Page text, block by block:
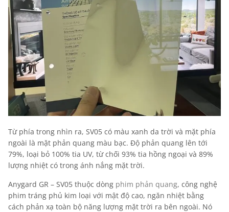
Từ phía trong nhìn ra, SV05 có màu xanh da trời và mặt phía
ngoài là mặt phản quang màu bạc. Độ phản quang lên tới
79%, loại bỏ 100% tia UV, từ chối 93% tia hồng ngoại và 89%
lượng nhiệt có trong ánh nắng mặt trời.
Anygard GR – SV05 thuộc dòng phim phản quang, công nghệ
phim tráng phủ kim loại với mật độ cao, ngăn nhiệt bằng
cách phản xạ toàn bộ năng lượng mặt trời ra bên ngoài. Nó